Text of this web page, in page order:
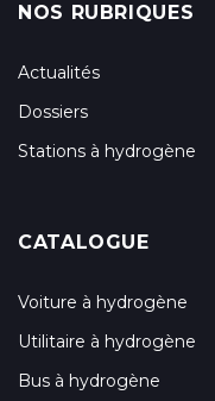
NOS RUBRIQUES
Actualités
Dossiers
Stations à hydrogène
CATALOGUE
Voiture à hydrogène
Utilitaire à hydrogène
Bus à hydrogène